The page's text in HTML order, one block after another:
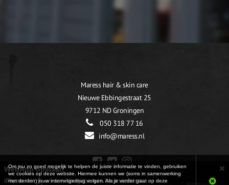
Maress hair & skin care
Nieuwe Ebbingestraat 25
9712 ND Groningen
050 318 77 16
info@maress.nl
Om jou zo goed mogelijk te helpen de juiste informatie te vinden, gebruiken
we cookies op deze website. Hiermee kunnen we (soms in samenwerking
met derden) jouw internetgedrag volgen. Als je verder gaat op deze
WebApp opslaan
iPhone:tik en danVoeg toe aan beginscherm.